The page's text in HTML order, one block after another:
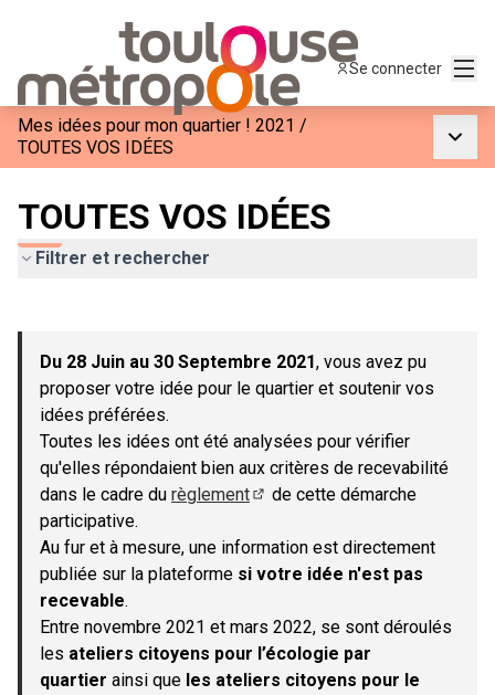
Se connecter
Mes idées pour mon quartier ! 2021 /
TOUTES VOS IDÉES
TOUTES VOS IDÉES
Filtrer et rechercher
−
Du 28 Juin au 30 Septembre 2021, vous avez pu
proposer votre idée pour le quartier et soutenir vos
idées préférées.
Toutes les idées ont été analysées pour vérifier
qu'elles répondaient bien aux critères de recevabilité
dans le cadre du règlement
de cette démarche
participative.
Au fur et à mesure, une information est directement
publiée sur la plateforme si votre idée n'est pas
recevable.
Entre novembre 2021 et mars 2022, se sont déroulés
les ateliers citoyens pour l’écologie par
quartier ainsi que les ateliers citoyens pour le